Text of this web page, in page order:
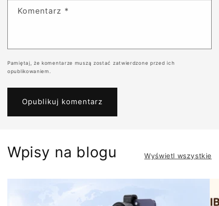
Komentarz *
Pamiętaj, że komentarze muszą zostać zatwierdzone przed ich
opublikowaniem.
Wpisy na blogu Wyświetl wszystkie